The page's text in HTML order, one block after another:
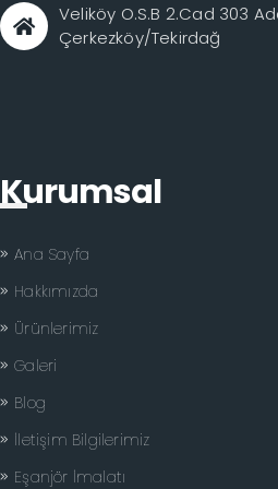
Veliköy O.S.B 2.Cad 303
Çerkezköy/Tekirdağ
Kurumsal
Ana Sayfa
Hakkımızda
Ürünlerimiz
Galeri
Blog
İletişim Bilgilerimiz
Eşanjör İmalatı